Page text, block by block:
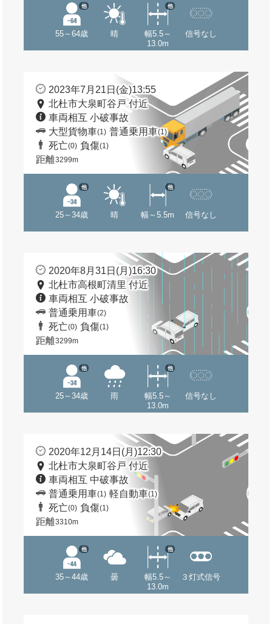
55～64歳
他
晴
幅5.5～
13.0m
他
信号なし
2023年7月21日(金)13:55
北杜市大泉町谷戸 付近
車両相互 小破事故
大型貨物車(1) 普通乗用車(1)
死亡(0) 負傷(1)
距離3299m
25～34歳
他
晴 幅～5.5m
他
信号なし
2020年8月31日(月)16:30
北杜市高根町清里 付近
車両相互 小破事故
普通乗用車(2)
死亡(0) 負傷(1)
距離3299m
25～34歳
他
雨
幅5.5～
13.0m
他
信号なし
2020年12月14日(月)12:30
北杜市大泉町谷戸 付近
車両相互 中破事故
普通乗用車(1) 軽自動車(1)
死亡(0) 負傷(1)
距離3310m
35～44歳
他
曇
幅5.5～
13.0m
他
３灯式信号